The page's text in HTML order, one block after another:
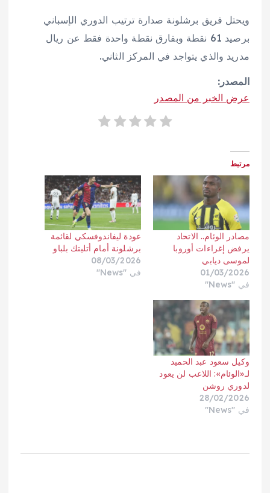
ويحتل فريق برشلونة صدارة ترتيب الدوري الإسباني
برصيد 61 نقطة وبفارق نقطة واحدة فقط عن ريال
مدريد والذي يتواجد في المركز الثاني.
المصدر:
عرض الخبر من المصدر
مرتبط
مصادر الوئام.. الاتحاد
يرفض إغراءات أوروبا
لموسى ديابي
01/03/2026
في "News"
عودة ليفاندوفسكي لقائمة
برشلونة أمام أتليتك بلباو
08/03/2026
في "News"
وكيل سعود عبد الحميد
لـ«الوئام»: اللاعب لن يعود
لدوري روشن
28/02/2026
في "News"